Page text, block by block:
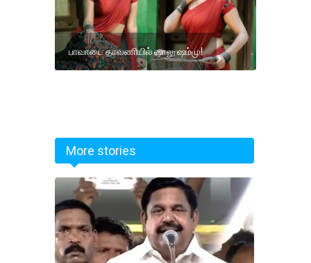
பாவாடை தாவணியில் ஷாலு ஷம்மு!
More stories